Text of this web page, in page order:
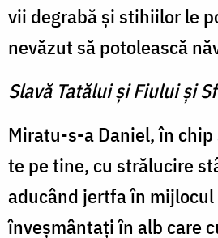
vii degrabă și stihiilor le
nevăzut să potolească
Slavă Tatălui şi Fiului şi
Miratu-s-a Daniel, în
te pe tine, cu strălucire
aducând jertfa în mijlocul
înveșmântați în alb care